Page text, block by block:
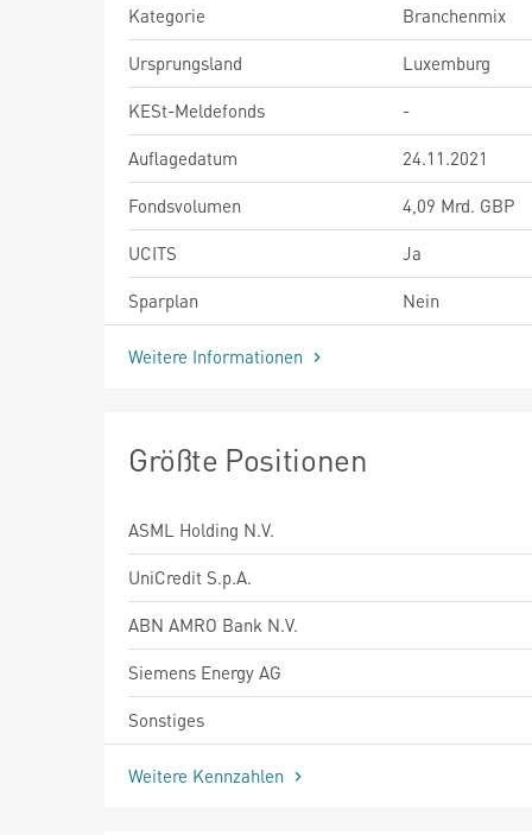
Kategorie
Branchenmix
Ursprungsland
Luxemburg
KESt-Meldefonds
-
Auflagedatum
24.11.2021
Fondsvolumen
4,09 Mrd. GBP
UCITS
Ja
Sparplan
Nein
Weitere Informationen
Größte Positionen
ASML Holding N.V.
UniCredit S.p.A.
ABN AMRO Bank N.V.
Siemens Energy AG
Sonstiges
Weitere Kennzahlen